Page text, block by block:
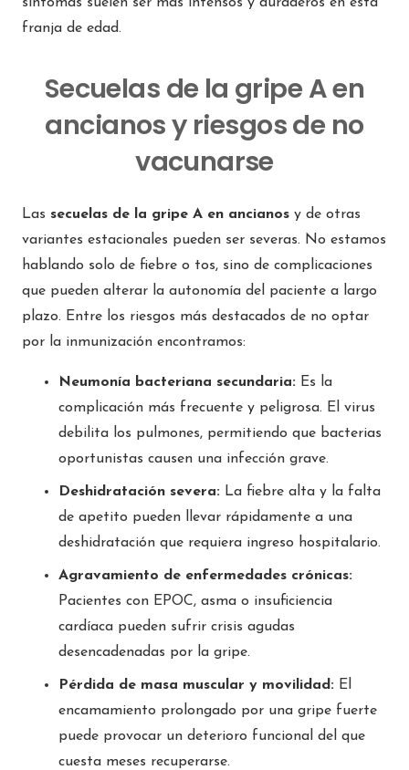
franja de edad.
Secuelas de la gripe A en
ancianos y riesgos de no
vacunarse
Las secuelas de la gripe A en ancianos y de otras
variantes estacionales pueden ser severas. No estamos
hablando solo de fiebre o tos, sino de complicaciones
que pueden alterar la autonomía del paciente a largo
plazo. Entre los riesgos más destacados de no optar
por la inmunización encontramos:
Neumonía bacteriana secundaria: Es la
complicación más frecuente y peligrosa. El virus
debilita los pulmones, permitiendo que bacterias
oportunistas causen una infección grave.
Deshidratación severa: La fiebre alta y la falta
de apetito pueden llevar rápidamente a una
deshidratación que requiera ingreso hospitalario.
Agravamiento de enfermedades crónicas:
Pacientes con EPOC, asma o insuficiencia
cardíaca pueden sufrir crisis agudas
desencadenadas por la gripe.
Pérdida de masa muscular y movilidad: El
encamamiento prolongado por una gripe fuerte
puede provocar un deterioro funcional del que
cuesta meses recuperarse.